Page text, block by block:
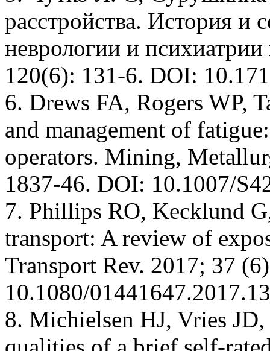
расстройства. История и
неврологии и
120(6): 131-6. DOI:
6. Drews FA, Rogers WP,
and management of
operators. Mining,
1837-46. DOI: 10.1007/
7. Phillips RO, Kecklund
transport: A review of
Transport Rev. 2017; 37
10.1080/
8. Michielsen HJ, Vries